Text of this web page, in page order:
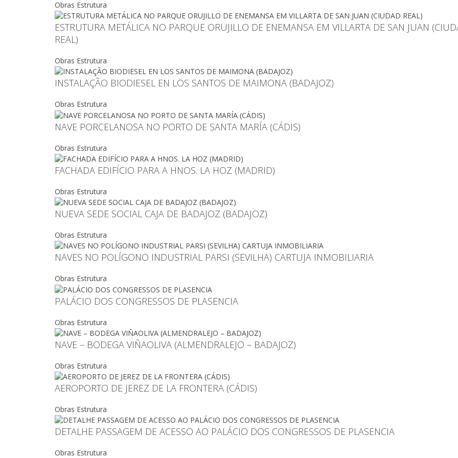
Obras Estrutura
ESTRUTURA METÁLICA NO PARQUE ORUJILLO DE ENEMANSA EM VILLARTA DE SAN JUAN
REAL)
Obras Estrutura
INSTALAÇÃO BIODIESEL EN LOS SANTOS DE MAIMONA (BADAJOZ)
Obras Estrutura
NAVE PORCELANOSA NO PORTO DE SANTA MARÍA (CÁDIS)
Obras Estrutura
FACHADA EDIFÍCIO PARA A HNOS. LA HOZ (MADRID)
Obras Estrutura
NUEVA SEDE SOCIAL CAJA DE BADAJOZ (BADAJOZ)
Obras Estrutura
NAVES NO POLÍGONO INDUSTRIAL PARSI (SEVILHA) CARTUJA INMOBILIARIA
Obras Estrutura
PALÁCIO DOS CONGRESSOS DE PLASENCIA
Obras Estrutura
NAVE – BODEGA VIÑAOLIVA (ALMENDRALEJO – BADAJOZ)
Obras Estrutura
AEROPORTO DE JEREZ DE LA FRONTERA (CÁDIS)
Obras Estrutura
DETALHE PASSAGEM DE ACESSO AO PALÁCIO DOS CONGRESSOS DE PLASENCIA
Obras Estrutura